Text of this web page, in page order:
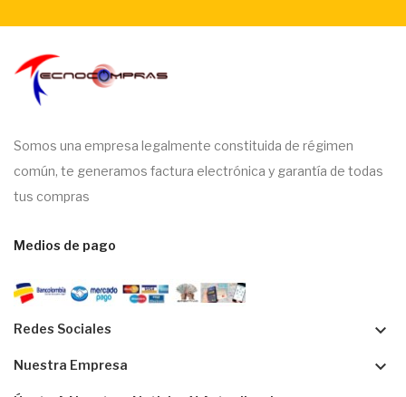
Somos una empresa legalmente constituida de régimen
común, te generamos factura electrónica y garantía de todas
tus compras
Medios de pago
Redes Sociales keyboard_arrow_down
Nuestra Empresa keyboard_arrow_down